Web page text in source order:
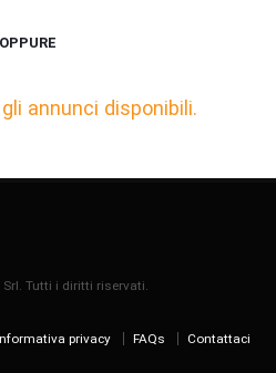
OPPURE
annunci disponibili.
Tutti i diritti riservati.
privacy FAQs Contattaci